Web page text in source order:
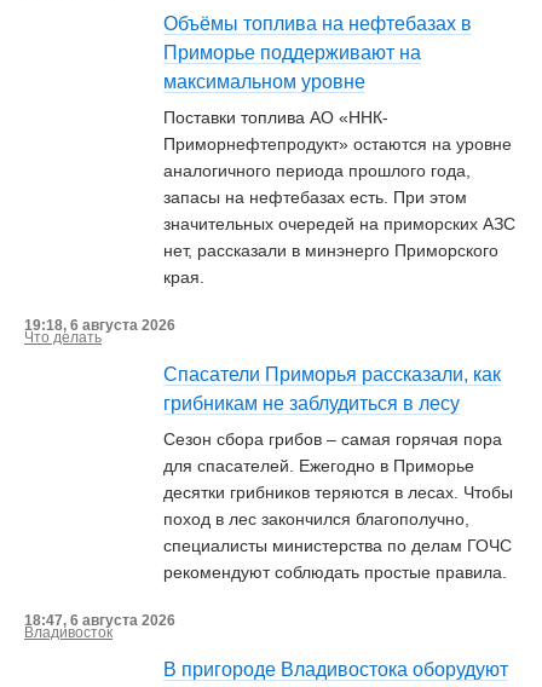
Объёмы топлива на нефтебазах в
Приморье поддерживают на
максимальном уровне
Поставки топлива АО «ННК-
Приморнефтепродукт» остаются на уровне
аналогичного периода прошлого года,
запасы на нефтебазах есть. При этом
значительных очередей на приморских АЗС
нет, рассказали в минэнерго Приморского
края.
19:18, 6 августа 2026
Что делать
Спасатели Приморья рассказали, как
грибникам не заблудиться в лесу
Сезон сбора грибов – самая горячая пора
для спасателей. Ежегодно в Приморье
десятки грибников теряются в лесах. Чтобы
поход в лес закончился благополучно,
специалисты министерства по делам ГОЧС
рекомендуют соблюдать простые правила.
18:47, 6 августа 2026
Владивосток
В пригороде Владивостока оборудуют